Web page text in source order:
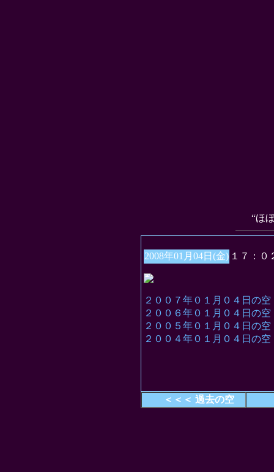
“ほ
2008年01月04日(金) １７：０
２００７年０１月０４日の空
２００６年０１月０４日の空
２００５年０１月０４日の空
２００４年０１月０４日の空
＜＜＜ 過去の空